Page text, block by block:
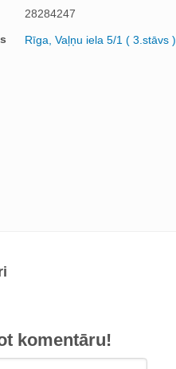
28284247
Rīga, Vaļņu iela 5/1 ( 3.stāvs )
komentāru!